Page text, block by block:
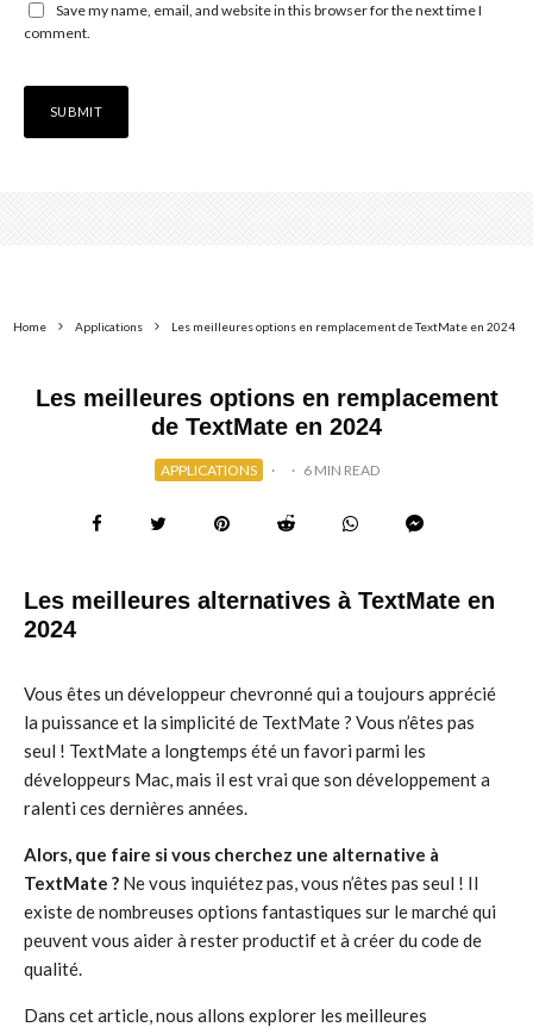
Save my name, email, and website in this browser for the next time I
comment.
Home Applications Les meilleures options en remplacement de TextMate en 2024
Les meilleures options en remplacement
de TextMate en 2024
APPLICATIONS · · 6 MIN READ
Les meilleures alternatives à TextMate en
2024
Vous êtes un développeur chevronné qui a toujours apprécié
la puissance et la simplicité de TextMate ? Vous n’êtes pas
seul ! TextMate a longtemps été un favori parmi les
développeurs Mac, mais il est vrai que son développement a
ralenti ces dernières années.
Alors, que faire si vous cherchez une alternative à
TextMate ? Ne vous inquiétez pas, vous n’êtes pas seul ! Il
existe de nombreuses options fantastiques sur le marché qui
peuvent vous aider à rester productif et à créer du code de
qualité.
Dans cet article, nous allons explorer les meilleures